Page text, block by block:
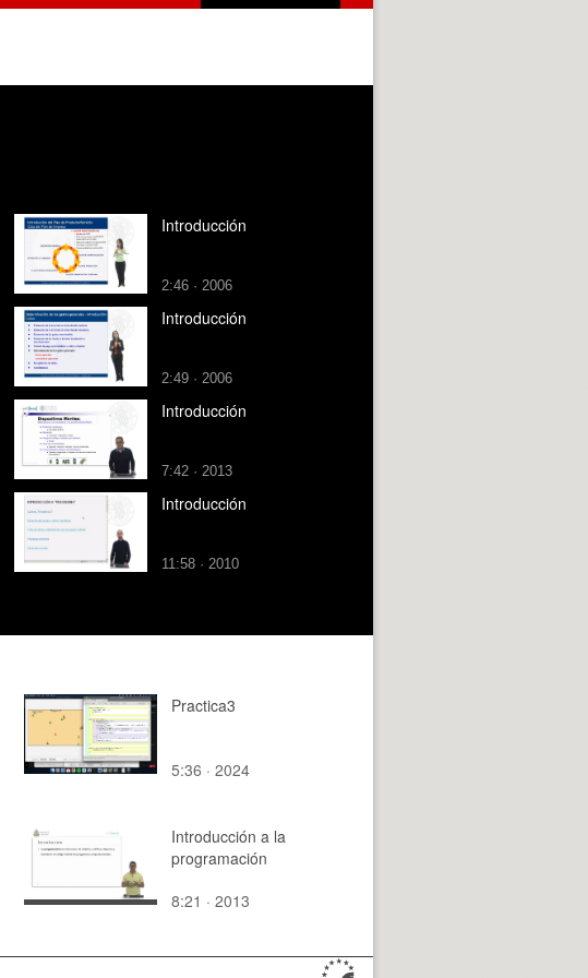
Introducción
2:46 · 2006
Introducción
2:49 · 2006
Introducción
7:42 · 2013
Introducción
11:58 · 2010
Practica3
5:36 · 2024
Introducción a la
programación
8:21 · 2013